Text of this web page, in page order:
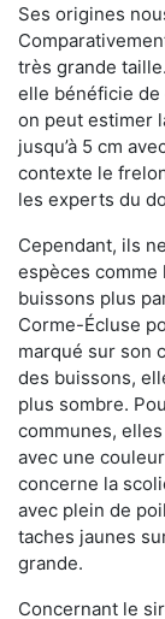
Ses origines
très grande
elle bénéficie de
on peut estimer
jusqu’à 5 cm
contexte le
les experts du
Cependant, ils
espèces comme
buissons plus
Corme-Écluse
marqué sur son
des buissons,
plus sombre.
communes,
avec une
concerne la
avec plein de
taches jaunes
grande.
Concernant le